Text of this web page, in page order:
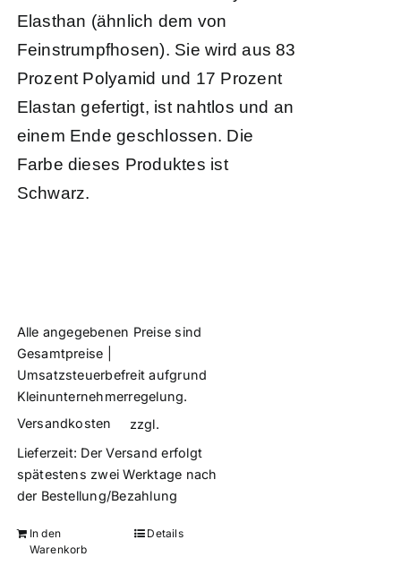
Elasthan (ähnlich dem von
Feinstrumpfhosen). Sie wird aus 83
Prozent Polyamid und 17 Prozent
Elastan gefertigt, ist nahtlos und an
einem Ende geschlossen. Die
Farbe dieses Produktes ist
Schwarz.
Alle angegebenen Preise sind
Gesamtpreise |
Umsatzsteuerbefreit aufgrund
Kleinunternehmerregelung.
zzgl.
Versandkosten
Lieferzeit: Der Versand erfolgt
spätestens zwei Werktage nach
der Bestellung/Bezahlung
In den
Warenkorb
Details